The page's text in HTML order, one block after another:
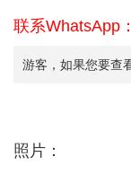
联系WhatsApp：
游客，如果您要查
照片：